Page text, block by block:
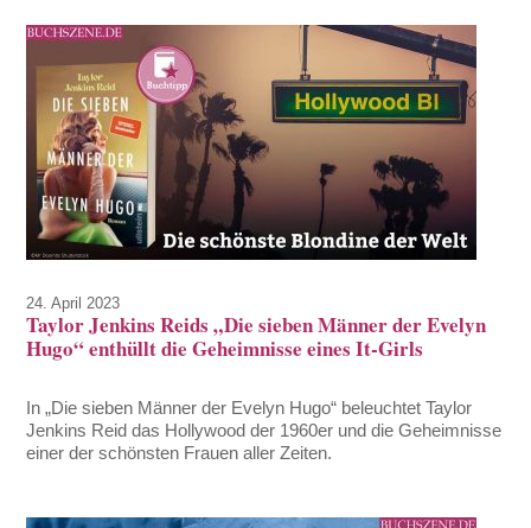
24. April 2023
Taylor Jenkins Reids „Die sieben Männer der Evelyn
Hugo“ enthüllt die Geheimnisse eines It-Girls
In „Die sieben Männer der Evelyn Hugo“ beleuchtet Taylor
Jenkins Reid das Hollywood der 1960er und die Geheimnisse
einer der schönsten Frauen aller Zeiten.